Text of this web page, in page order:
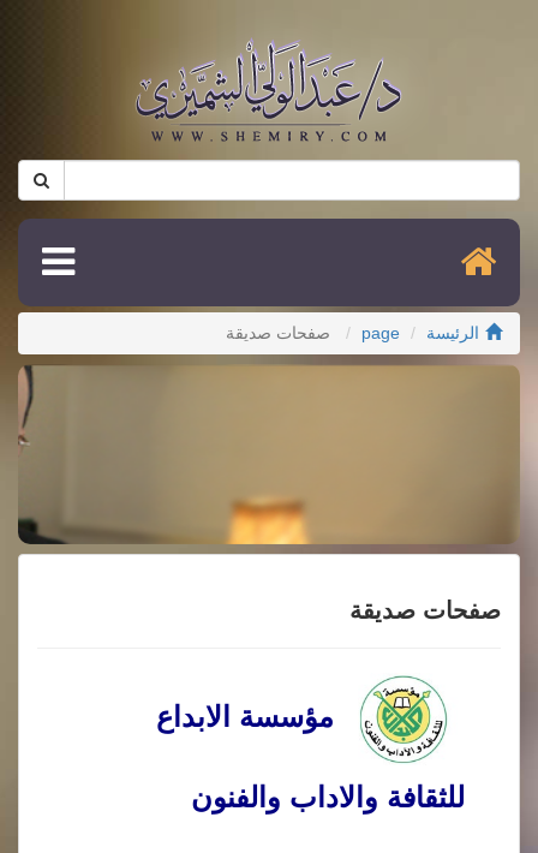
الرئيسة page صفحات صديقة
صفحات صديقة
مؤسسة الابداع
للثقافة والاداب والفنون